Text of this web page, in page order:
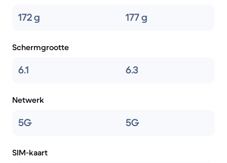
172 g 177 g
Schermgrootte
6.1 6.3
Netwerk
5G 5G
SIM-kaart